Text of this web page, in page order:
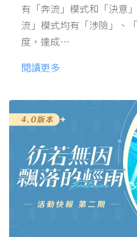
有「奔流」模式和「決意
流」模式均有「涉險」、
度，達成…
閱讀更多